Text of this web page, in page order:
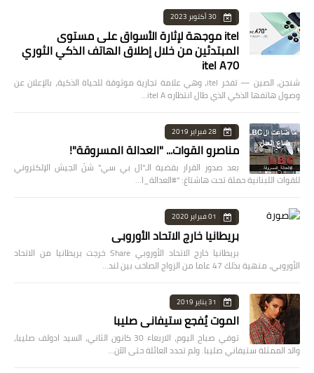
30 أكتوبر 2023
itel موجهة لإثارة الأسواق على مستوى
المبتدئين من خلال إطلاق الهاتف الذكي الثوري
itel A70
شنجن، الصين — تفخر itel، وهي علامة تجارية موثوقة للحياة الذكية، بالإعلان عن
وصول هاتفها الذكي الذي طال انتظاره itel A…
28 فبراير 2019
مناصرو القوات... "العدالة المسروقة"!
بعد صدور القرار بقضية الـ"ال بي سي" شنّ الجيش الإلكتروني
للقوات اللبنانية حملة تحت هاشتاغ: "#العدالة_ا…
01 فبراير 2020
بريطانيا خارج الاتحاد الأوروبي
بريطانيا خارج الاتحاد الأوروبي Share خرجت بريطانيا من الاتحاد
الأوروبي، منهية بذلك 47 عاما من الزواج الصاخب بين لند…
31 يناير 2019
الموت يُفجع ستيفاني صليبا
توفي صباح اليوم، الاربعاء 30 كانون الثاني، السيد ادولف صليبا،
والد الممثلة ستيفاني صليبا. ولم تحدد العائلة حتى الآن…